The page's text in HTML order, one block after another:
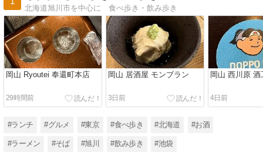
北海道旭川市を中心に 食べ歩き・飲み歩き
岡山 Ryoutei 奉還町本店
29時間前
岡山 居酒屋 モンブラン
3日前
岡山 西川原
4日前
#ランチ #グルメ #東京 #食べ歩き #北海道 #お酒
#ラーメン #そば #旭川 #飲み歩き #池袋